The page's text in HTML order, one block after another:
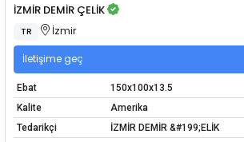
İZMİR DEMİR ÇELİK
TR İzmir
İletişime geç
Ebat
150x100x13.5
Kalite
Amerika
Tedarikçi
İZMİR DEMİR &#199;ELİK